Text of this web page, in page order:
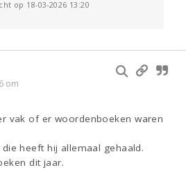
op 18-03-2026 13:20
om
vak of er woordenboeken waren
heeft hij allemaal gehaald.
dit jaar.